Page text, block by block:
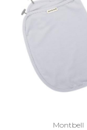
Montbell